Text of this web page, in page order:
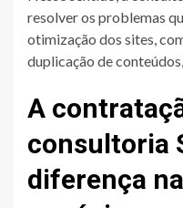
resolver os problemas
otimização dos sites,
duplicação de
A
consultoria
diferença